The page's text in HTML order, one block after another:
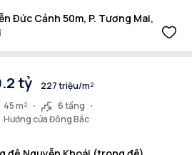
Đức Cảnh 50m, P. Tương Mai,
tỷ
227 triệu/m²
45 m²
6 tầng
Hướng cửa Đông Bắc